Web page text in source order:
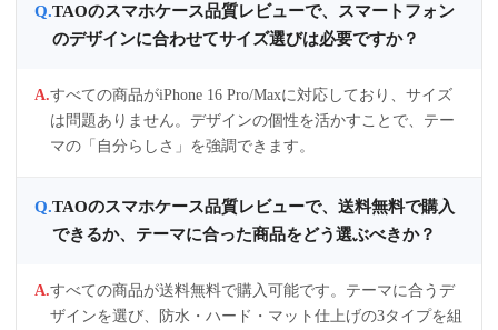
TAOのスマホケース品質レビューで、スマートフォン
のデザインに合わせてサイズ選びは必要ですか？
すべての商品がiPhone 16 Pro/Maxに対応しており、サイズ
は問題ありません。デザインの個性を活かすことで、テー
マの「自分らしさ」を強調できます。
TAOのスマホケース品質レビューで、送料無料で購入
できるか、テーマに合った商品をどう選ぶべきか？
すべての商品が送料無料で購入可能です。テーマに合うデ
ザインを選び、防水・ハード・マット仕上げの3タイプを組